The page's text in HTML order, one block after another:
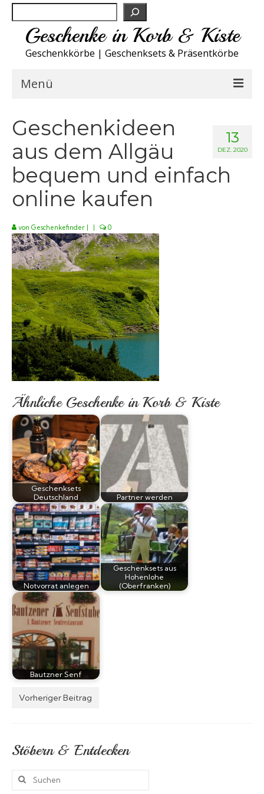
Geschenke in Korb & Kiste
Geschenkkörbe | Geschenksets & Präsentkörbe
Menü
Küche A-Z
NEU
Spirituosen
Sport
Wohnen
13
DEZ. 2020
Geschenkideen
aus dem Allgäu
bequem und einfach
online kaufen
von Geschenkefinder | | 0
Ähnliche Geschenke in Korb & Kiste
Geschenksets
Deutschland
Partner werden
Notvorrat anlegen
Geschenksets aus
Hohenlohe
(Oberfranken)
Bautzner Senf
Vorheriger Beitrag
Stöbern & Entdecken
Suchen
nach: